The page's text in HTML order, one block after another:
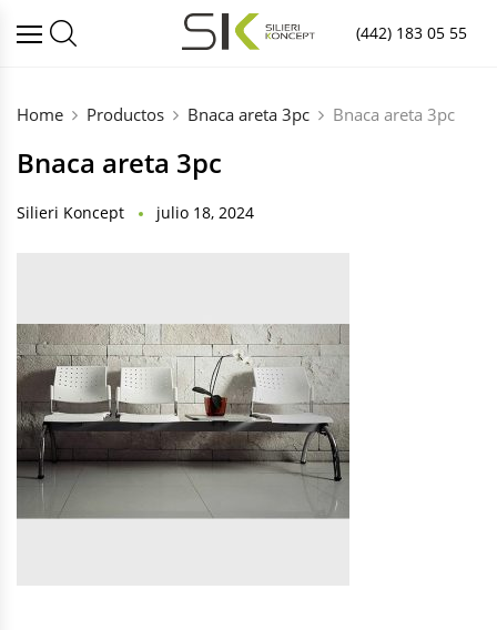
(442) 183 05 55
Home Productos Bnaca areta 3pc Bnaca areta 3pc
Bnaca areta 3pc
Silieri Koncept julio 18, 2024